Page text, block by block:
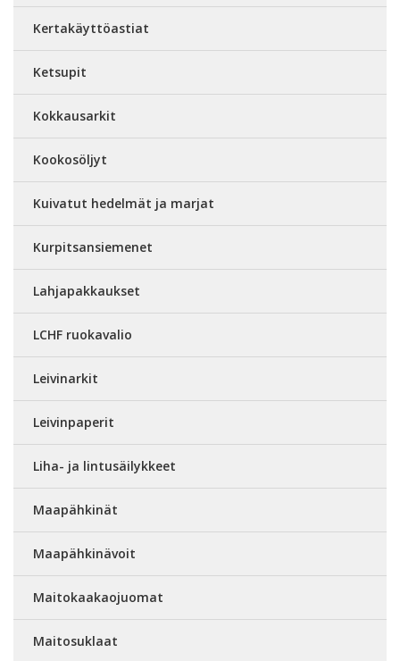
Kertakäyttöastiat
Ketsupit
Kokkausarkit
Kookosöljyt
Kuivatut hedelmät ja marjat
Kurpitsansiemenet
Lahjapakkaukset
LCHF ruokavalio
Leivinarkit
Leivinpaperit
Liha- ja lintusäilykkeet
Maapähkinät
Maapähkinävoit
Maitokaakaojuomat
Maitosuklaat